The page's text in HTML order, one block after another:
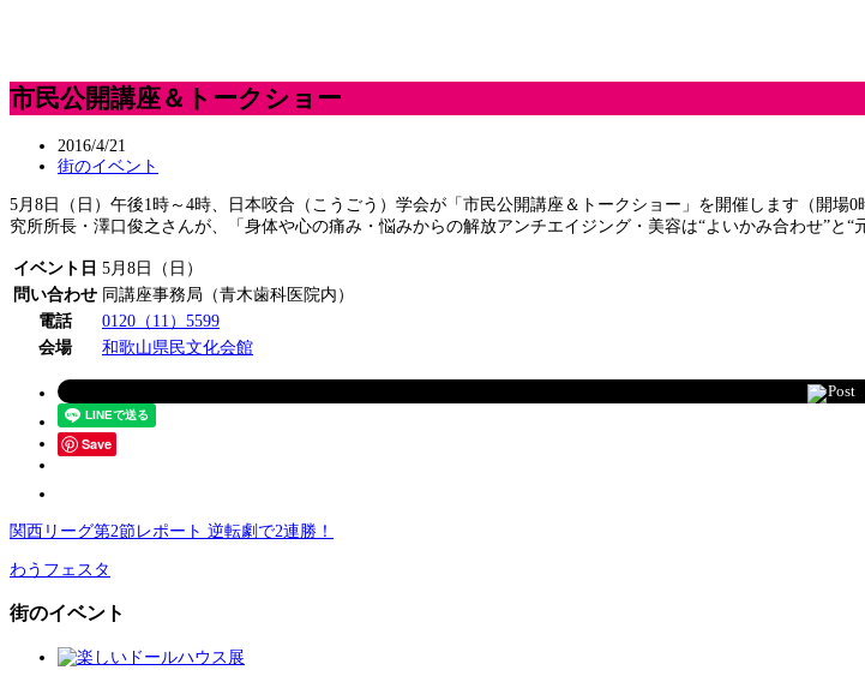
市民公開講座＆トークショー
2016/4/21
街のイベント
5月8日（日）午後1時～4時、日本咬合（こうごう）学会が「市民公開講座＆トークショー」を開催します（開
究所所長・澤口俊之さんが、「身体や心の痛み・悩みからの解放アンチエイジング・美容は“よいかみ合わせ”と
イベント日 5月8日（日）
問い合わせ 同講座事務局（青木歯科医院内）
電話
0120（11）5599
会場
和歌山県民文化会館
Post
Save
関西リーグ第2節レポート 逆転劇で2連勝！
わうフェスタ
街のイベント